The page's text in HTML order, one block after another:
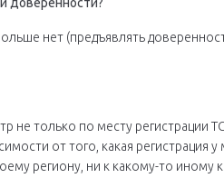
доверенности?
нет (предъявлять
не только по месту регистрации
от того, какая регистрация
региону, ни к какому-то